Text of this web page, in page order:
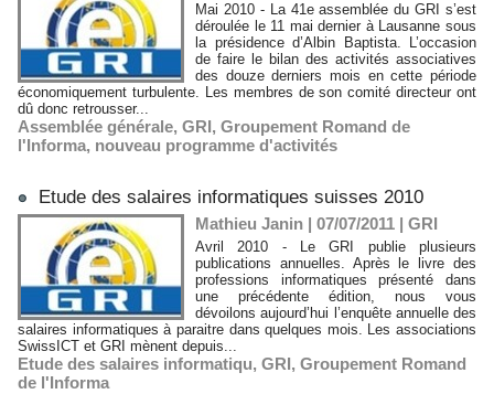
Mai 2010 - La 41e assemblée du GRI s’est
déroulée le 11 mai dernier à Lausanne sous
la présidence d’Albin Baptista. L’occasion
de faire le bilan des activités associatives
des douze derniers mois en cette période
économiquement turbulente. Les membres de son comité directeur ont
dû donc retrousser...
Assemblée générale, GRI, Groupement Romand de
l'Informa, nouveau programme d'activités
Etude des salaires informatiques suisses 2010
Mathieu Janin | 07/07/2011 | GRI
Avril 2010 - Le GRI publie plusieurs
publications annuelles. Après le livre des
professions informatiques présenté dans
une précédente édition, nous vous
dévoilons aujourd’hui l’enquête annuelle des
salaires informatiques à paraitre dans quelques mois. Les associations
SwissICT et GRI mènent depuis...
Etude des salaires informatiqu, GRI, Groupement Romand
de l'Informa